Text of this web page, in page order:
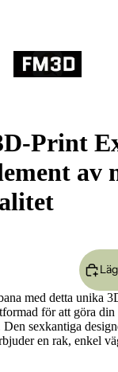
Print
av
med detta unika
för att göra din
sexkantiga
en rak, enkel